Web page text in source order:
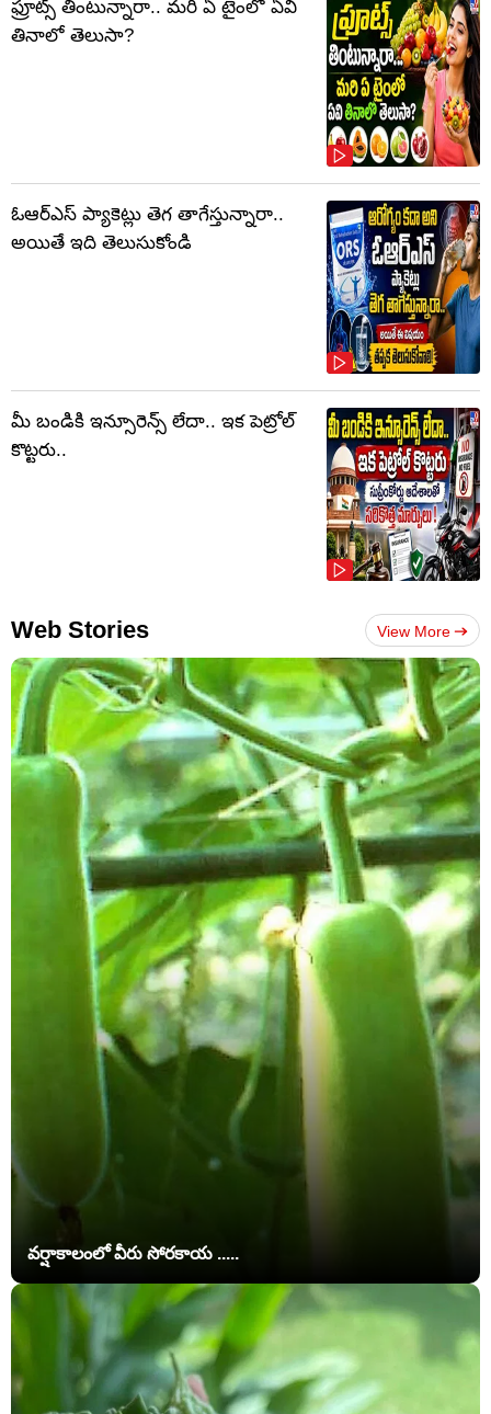
ఫ్రూట్స్‌ తింటున్నారా.. మరి ఏ టైంలో ఏవి
తినాలో తెలుసా?
ఓఆర్‌ఎస్‌ ప్యాకెట్లు తెగ తాగేస్తున్నారా..
అయితే ఇది తెలుసుకోండి
మీ బండికి ఇన్సూరెన్స్ లేదా.. ఇక పెట్రోల్
కొట్టరు..
Web Stories View More
వర్షాకాలంలో వీరు సోరకాయ .....